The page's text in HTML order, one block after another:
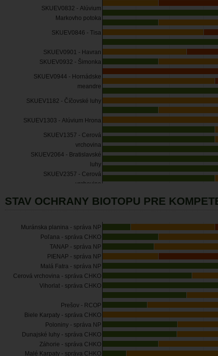
SKUEV0832 - Alúvium
Markovho potoka
SKUEV0846 - Tisa
SKUEV0901 - Havran
SKUEV0932 - Šimonka
SKUEV0944 - Hornádske
meandre
SKUEV1182 - Číčovské luhy
SKUEV1303 - Alúvium Hrona
SKUEV1357 - Cerová
vrchovina
SKUEV2064 - Bratislavské
luhy
SKUEV2357 - Cerová
vrchovina
STAV OCHRANY BIOTOPU PRE
Muránska planina - správa NP
Poľana - správa CHKO
TANAP - správa NP
PIENAP - správa NP
Malá Fatra - správa NP
Cerová vrchovina - správa CHKO
Vihorlat - správa CHKO
Prešov - RCOP
Biele Karpaty - správa CHKO
Poloniny - správa NP
Dunajské luhy - správa CHKO
Záhorie - správa CHKO
Malé Karpaty - správa CHKO